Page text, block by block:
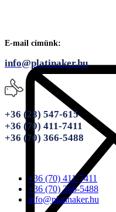
E-mail címünk:
info@platinaker.hu
+36 (28) 547-615
+36 (70) 411-7411
+36 (70) 366-5488
+36 (70) 411-7411
+36 (70) 366-5488
info@platinaker.hu